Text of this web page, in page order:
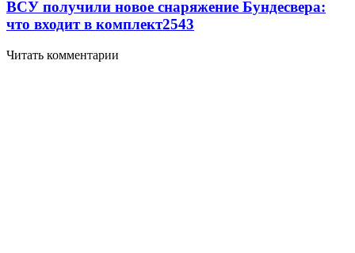
ВСУ получили новое снаряжение Бундесвера:
что входит в комплект2543
Читать комментарии